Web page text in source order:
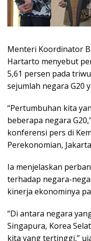
Menteri Koordinator
Hartarto menyebut
5,61 persen pada
sejumlah negara G20
“Pertumbuhan kita
beberapa negara
konferensi pers di
Perekonomian,
Ia menjelaskan
terhadap negara-
kinerja ekonominya
“Di antara negara
Singapura, Korea
kita yang tertinggi,”